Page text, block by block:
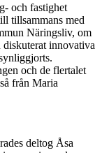
och fastighet
tillsammans med
Näringsliv, om
diskuterat innovativa
och de flertalet
från Maria
deltog Åsa